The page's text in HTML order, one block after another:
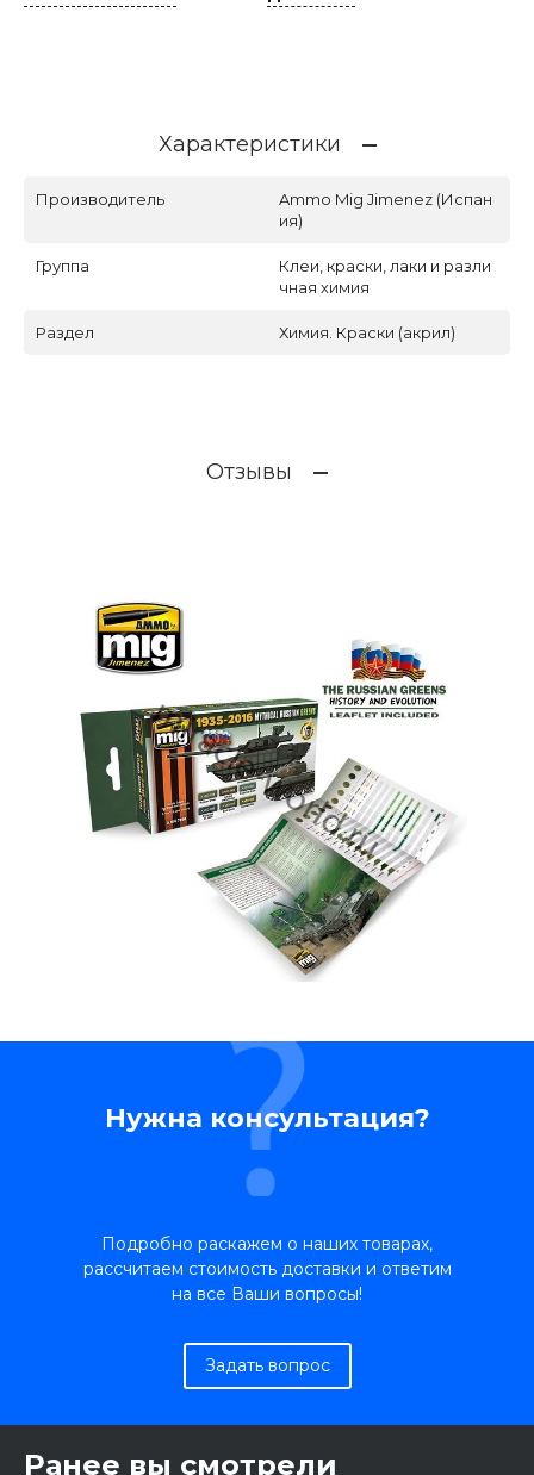
Характеристики
Производитель
Ammo Mig Jimenez (Испан
ия)
Группа
Клеи, краски, лаки и разли
чная химия
Раздел Химия. Краски (акрил)
Отзывы
Нужна консультация?
Подробно раскажем о наших товарах,
рассчитаем стоимость доставки и ответим
на все Ваши вопросы!
Задать вопрос
Ранее вы смотрели